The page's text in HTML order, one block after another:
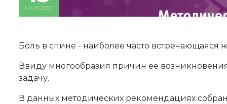
МАР, 2021
Боль в спине - наиболее часто встречающаяся
Ввиду многообразия причин ее
задачу.
В данных методических рекомендациях